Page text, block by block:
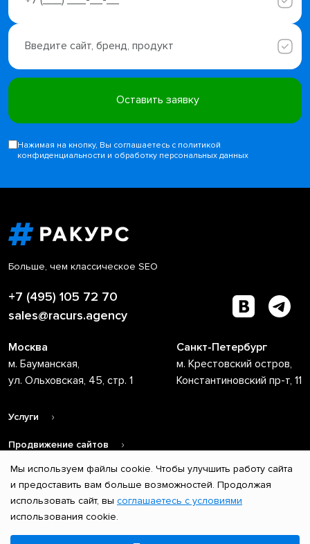
Нажимая на кнопку, Вы соглашаетесь с политикой
конфиденциальности и обработку персональных данных
Больше, чем классическое SEO
+7 (495) 105 72 70
sales@racurs.agency
Москва
м. Бауманская,
ул. Ольховская, 45, стр. 1
Санкт-Петербург
м. Крестовский остров,
Константиновский пр-т, 11
Услуги
Продвижение сайтов
О компании
Копирование и любое использование материалов возможно
только при наличии ссылки на первоисточник.
Мы используем файлы cookie. Чтобы улучшить работу сайта
и предоставить вам больше возможностей. Продолжая
использовать сайт, вы соглашаетесь с условиями
использования cookie.